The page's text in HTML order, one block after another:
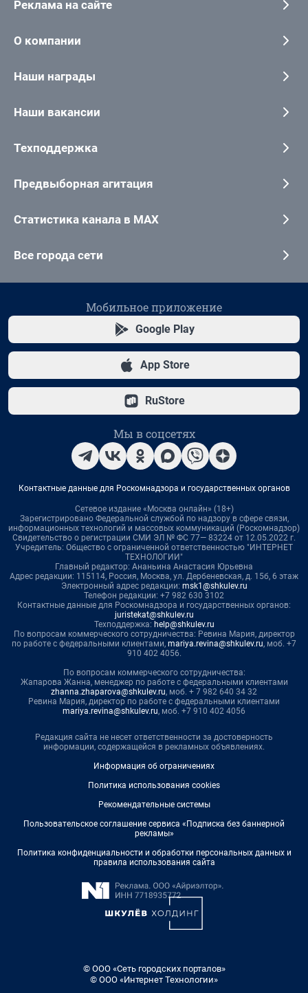
Реклама на сайте
О компании
Наши награды
Наши вакансии
Техподдержка
Предвыборная агитация
Статистика канала в MAX
Все города сети
Мобильное приложение
Google Play
App Store
RuStore
Мы в соцсетях
Контактные данные для Роскомнадзора и государственных органов
Сетевое издание «Москва онлайн» (18+)
Зарегистрировано Федеральной службой по надзору в сфере связи,
информационных технологий и массовых коммуникаций (Роскомнадзор)
Свидетельство о регистрации СМИ ЭЛ № ФС 77— 83224 от 12.05.2022 г.
Учредитель: Общество с ограниченной ответственностью "ИНТЕРНЕТ
ТЕХНОЛОГИИ"
Главный редактор: Ананьина Анастасия Юрьевна
Адрес редакции: 115114, Россия, Москва, ул. Дербеневская, д. 15б, 6 этаж
Электронный адрес редакции: msk1@shkulev.ru
Телефон редакции: +7 982 630 3102
Контактные данные для Роскомнадзора и государственных органов:
juristekat@shkulev.ru
Техподдержка: help@shkulev.ru
По вопросам коммерческого сотрудничества: Ревина Мария, директор
по работе с федеральными клиентами, mariya.revina@shkulev.ru, моб. +7
910 402 4056.
По вопросам коммерческого сотрудничества:
Жапарова Жанна, менеджер по работе с федеральными клиентами
zhanna.zhaparova@shkulev.ru, моб. + 7 982 640 34 32
Ревина Мария, директор по работе с федеральными клиентами
mariya.revina@shkulev.ru, моб. +7 910 402 4056
Редакция сайта не несет ответственности за достоверность
информации, содержащейся в рекламных объявлениях.
Информация об ограничениях
Политика использования cookies
Рекомендательные системы
Пользовательское соглашение сервиса «Подписка без баннерной
рекламы»
Политика конфиденциальности и обработки персональных данных и
правила использования сайта
© ООО «Сеть городских порталов»
© ООО «Интернет Технологии»